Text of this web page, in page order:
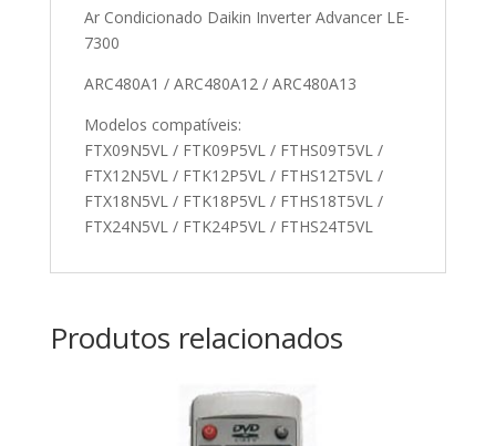
Ar Condicionado Daikin Inverter Advancer LE-
7300
ARC480A1 / ARC480A12 / ARC480A13
Modelos compatíveis:
FTX09N5VL / FTK09P5VL / FTHS09T5VL /
FTX12N5VL / FTK12P5VL / FTHS12T5VL /
FTX18N5VL / FTK18P5VL / FTHS18T5VL /
FTX24N5VL / FTK24P5VL / FTHS24T5VL
Produtos relacionados